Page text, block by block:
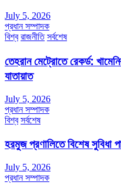
July 5, 2026
প্রধান সম্পাদক
বিশ্ব রাজনীতি সর্বশেষ
তেহরান মেট্রোতে রেকর্ড:
যাতায়াত
July 5, 2026
প্রধান সম্পাদক
বিশ্ব সর্বশেষ
হরমুজ প্রণালিতে বিশেষ সুবিধা
July 5, 2026
প্রধান সম্পাদক